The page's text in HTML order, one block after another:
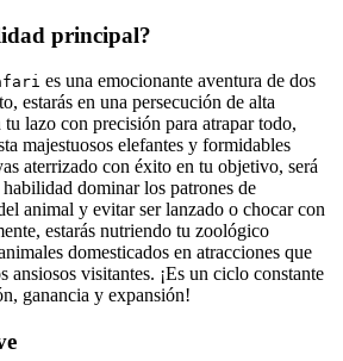
principal?
es una emocionante aventura de dos
estarás en una persecución de alta
lazo con precisión para atrapar todo,
majestuosos elefantes y formidables
aterrizado con éxito en tu objetivo, será
dominar los patrones de
animal y evitar ser lanzado o chocar con
estarás nutriendo tu zoológico
domesticados en atracciones que
ansiosos visitantes. ¡Es un ciclo constante
ganancia y expansión!